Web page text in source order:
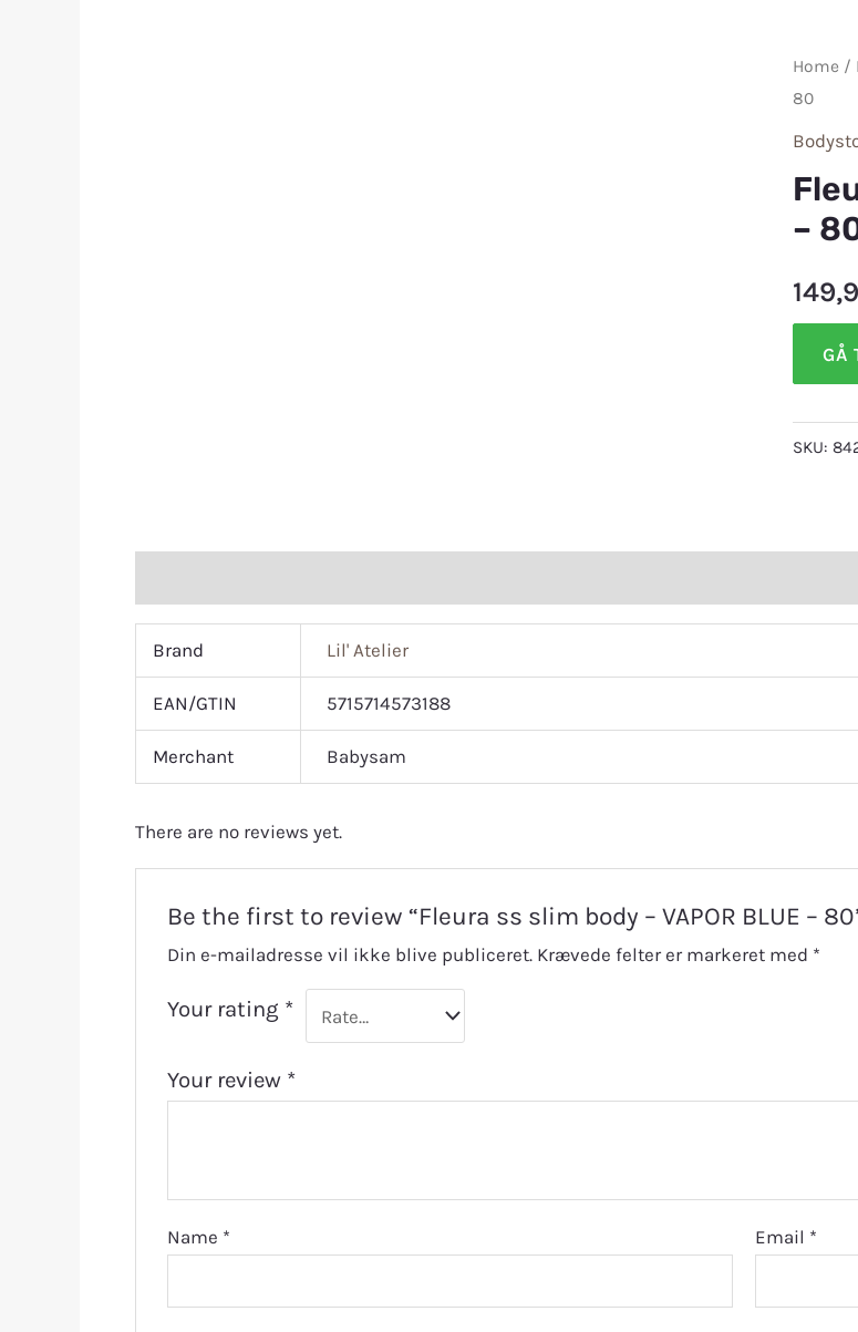
Home /
80
–
GÅ
SKU:
Brand Lil' Atelier
EAN/GTIN 5715714573188
Merchant Babysam
There are no reviews yet.
Be the first to review “Fleura ss slim body – VAPOR BLUE –
Din e-mailadresse vil ikke blive publiceret. Krævede felter er markeret med *
Your rating *
Your review *
Name * Email *